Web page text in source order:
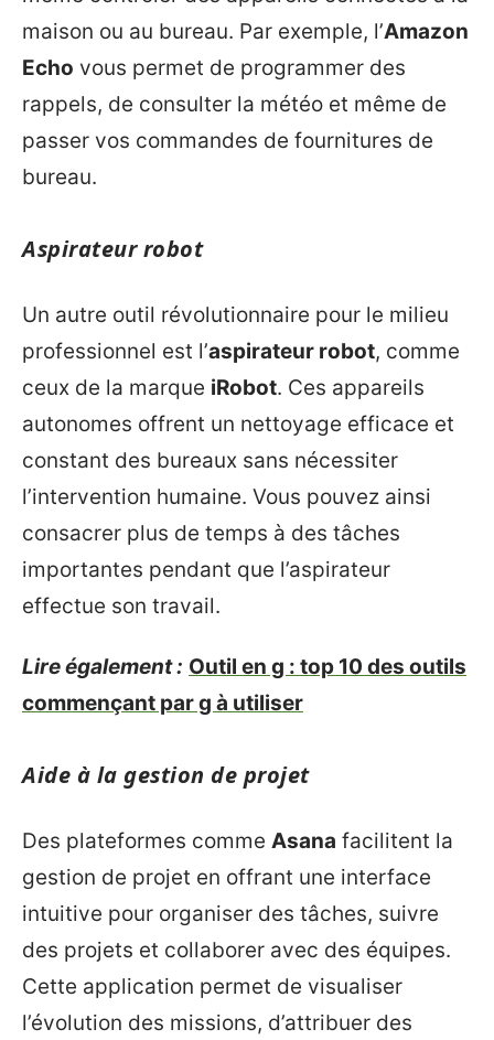
maison ou au bureau. Par exemple, l’Amazon
Echo vous permet de programmer des
rappels, de consulter la météo et même de
passer vos commandes de fournitures de
bureau.
Aspirateur robot
Un autre outil révolutionnaire pour le milieu
professionnel est l’aspirateur robot, comme
ceux de la marque iRobot. Ces appareils
autonomes offrent un nettoyage efficace et
constant des bureaux sans nécessiter
l’intervention humaine. Vous pouvez ainsi
consacrer plus de temps à des tâches
importantes pendant que l’aspirateur
effectue son travail.
Lire également : Outil en g : top 10 des outils
commençant par g à utiliser
Aide à la gestion de projet
Des plateformes comme Asana facilitent la
gestion de projet en offrant une interface
intuitive pour organiser des tâches, suivre
des projets et collaborer avec des équipes.
Cette application permet de visualiser
l’évolution des missions, d’attribuer des